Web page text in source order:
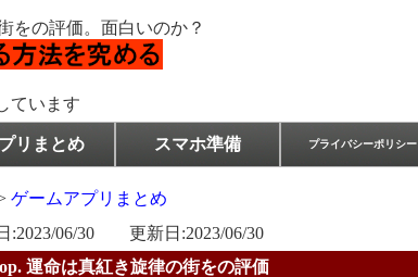
をの評価。面白いのか？
ています
リまとめ スマホ準備 プライバシーポリシー
ゲームアプリまとめ
:2023/06/30 更新日:2023/06/30
運命は真紅き旋律の街をの評価